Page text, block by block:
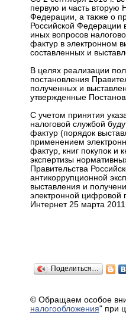
первую и часть вторую
Федерации, а также о
Российской Федерации
иных вопросов
фактур в электронном
составленных и
В целях реализации
постановления
полученных и
утвержденные
С учетом принятия
налоговой службой
фактур (порядок
применением
фактур, книг покупок и
экспертизы
Правительства
антикоррупционной
выставления и
электронной цифровой
Интернет 25 марта 2011
Поделиться…
© Обращаем особое
налогообложения" при